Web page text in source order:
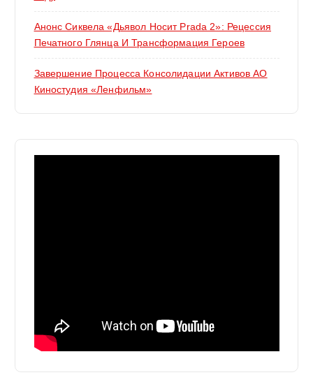
Анонс Сиквела «Дьявол Носит Prada 2»: Рецессия
Печатного Глянца И Трансформация Героев
Завершение Процесса Консолидации Активов АО
Киностудия «Ленфильм»